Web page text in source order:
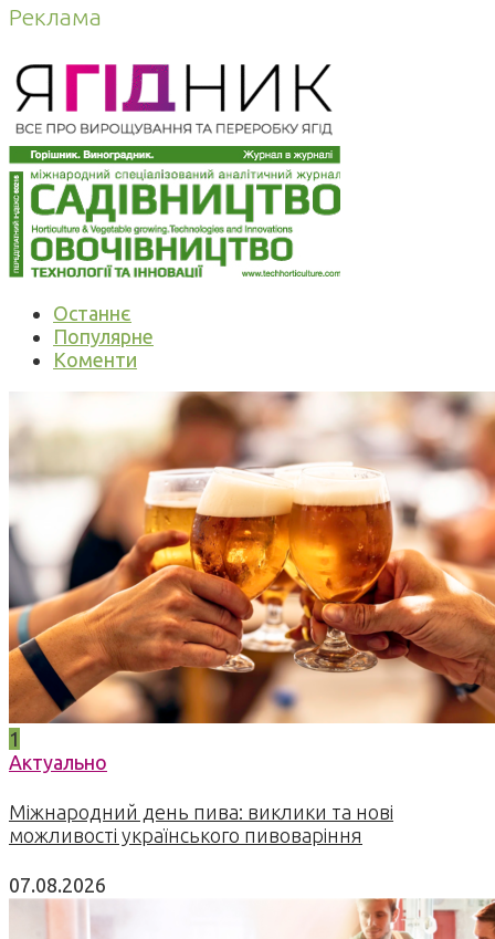
Реклама
Останнє
Популярне
Коменти
1
Актуально
Міжнародний день пива: виклики та нові
можливості українського пивоваріння
07.08.2026